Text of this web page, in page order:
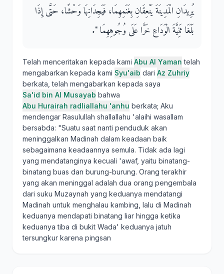
يُرِيدَانِ الْمَدِينَةَ يَنْعِقَانِ بِغَنَمِهِمَا، فَيَجِدَانِهَا وَحْشًا، حَتَّى إِذَا
بَلَغَا ثَنِيَّةَ الْوَدَاعِ خَرَّا عَلَى وُجُوهِهِمَا ‏"‏‏.‏
Telah menceritakan kepada kami Abu Al Yaman telah
mengabarkan kepada kami Syu'aib dari Az Zuhriy
berkata, telah mengabarkan kepada saya
Sa'id bin Al Musayab bahwa
Abu Hurairah radliallahu 'anhu berkata; Aku
mendengar Rasulullah shallallahu 'alaihi wasallam
bersabda: "Suatu saat nanti penduduk akan
meninggalkan Madinah dalam keadaan baik
sebagaimana keadaannya semula. Tidak ada lagi
yang mendatanginya kecuali 'awaf, yaitu binatang-
binatang buas dan burung-burung. Orang terakhir
yang akan meninggal adalah dua orang pengembala
dari suku Muzaynah yang keduanya mendatangi
Madinah untuk menghalau kambing, lalu di Madinah
keduanya mendapati binatang liar hingga ketika
keduanya tiba di bukit Wada' keduanya jatuh
tersungkur karena pingsan